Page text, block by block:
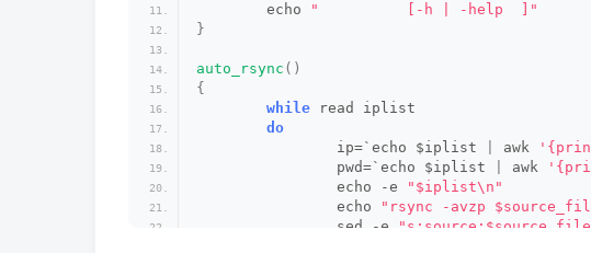
        echo
"          [-h | -help  ]"
}
auto_rsync ()
{
while read iplist
do
                ip=`echo $iplist
awk
                pwd=`echo $iplist
awk
                echo -e
"$iplist\n"
                echo
"rsync -avzp
                sed -e